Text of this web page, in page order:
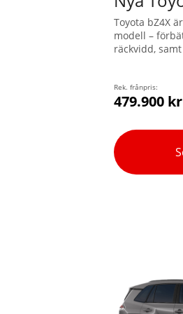
Toyota bZ4X
modell –
räckvidd,
ingår som
batteristatus,
laddpunkter.
Rek. frånpris:
479.900 kr